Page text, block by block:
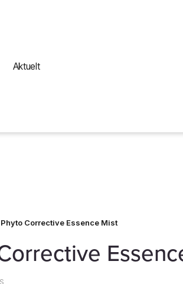
Aktuelt
Phyto Corrective Essence Mist